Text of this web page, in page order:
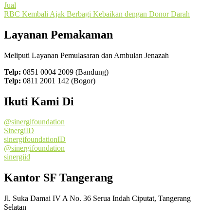
Jual
RBC Kembali Ajak Berbagi Kebaikan dengan Donor Darah
Layanan Pemakaman
Meliputi Layanan Pemulasaran dan Ambulan Jenazah
Telp: 0851 0004 2009 (Bandung)
Telp: 0811 2001 142 (Bogor)
Ikuti Kami Di
@sinergifoundation
SinergiID
sinergifoundationID
@sinergifoundation
sinergiid
Kantor SF Tangerang
Jl. Suka Damai IV A No. 36 Serua Indah Ciputat, Tangerang
Selatan